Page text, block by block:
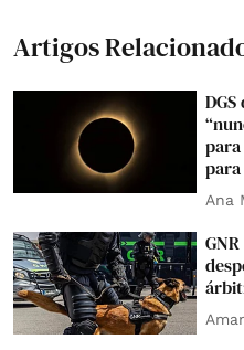
Artigos
Ana